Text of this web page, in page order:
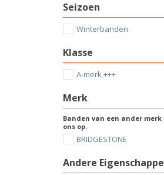
Seizoen
Winterbanden
Klasse
A-merk +++
Merk
Banden van een ander merk
ons op.
BRIDGESTONE
Andere